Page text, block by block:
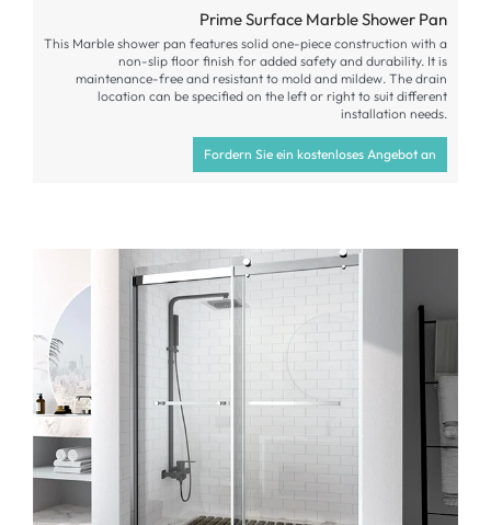
Prime Surface Marble Shower Pan
This Marble shower pan features solid one-piece construction with a
non-slip floor finish for added safety and durability. It is
maintenance-free and resistant to mold and mildew The drain
location can be specified on the left or right to suit different
installation needs
Fordern Sie ein kostenloses Angebot an